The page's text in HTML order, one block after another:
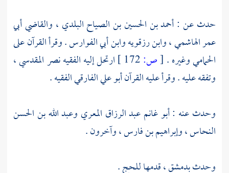
حدث عن :أحمد بن الحسين بن الصياح البلدي ، والقاضيأبي
عمر الهاشمي،وابن رزقويهوابن أبي الفوارس. وقرأ القرآن على
الحماميوغيره . [ص: ارتحل إليه الفقيهنصر المقدسي،
وتفقه عليه . وقرأ عليه القرآنأبو علي الفارقي الفقيه.
وحدث عنه :أبو غانم عبد الرزاق المعري وعبد الله بن الحسن
النحاس،وإبراهيم بن فارس، وآخرون .
وحدثبدمشق، قدمها للحج .